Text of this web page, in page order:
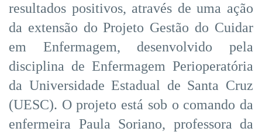
resultados positivos, através de uma ação
da extensão do Projeto Gestão do Cuidar
em Enfermagem, desenvolvido pela
disciplina de Enfermagem Perioperatória
da Universidade Estadual de Santa Cruz
(UESC). O projeto está sob o comando da
enfermeira Paula Soriano, professora da